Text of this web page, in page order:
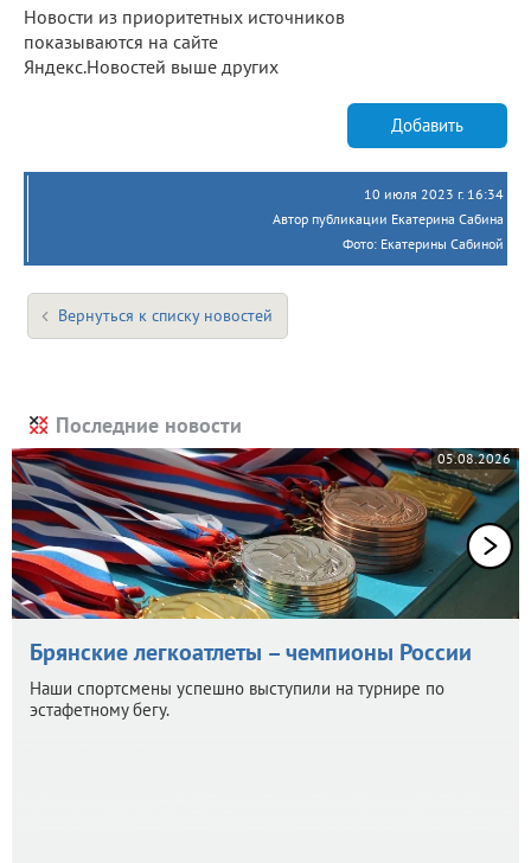
Новости из приоритетных источников
показываются на сайте
Яндекс.Новостей выше других
Добавить
10 июля 2023 г. 16:34
Автор публикации Екатерина Сабина
Фото: Екатерины Сабиной
Вернуться к списку новостей
Последние новости
05.08.2026
Брянские легкоатлеты – чемпионы России
Наши спортсмены успешно выступили на турнире по
эстафетному бегу.